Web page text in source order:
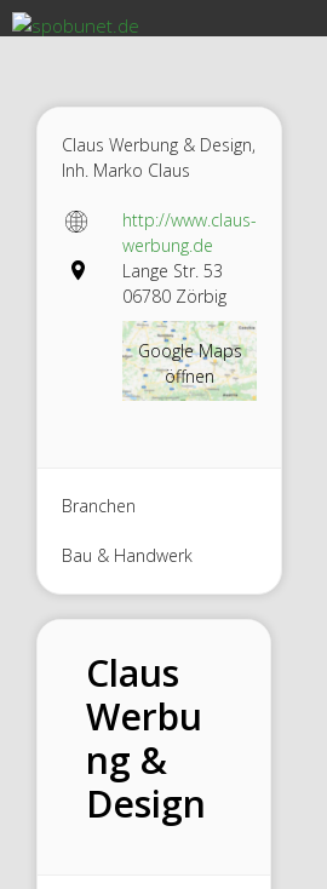
Zum
Inhalt
Claus Werbung & Design,
Inh. Marko Claus
http://www.claus-
werbung.de
Lange Str. 53
06780 Zörbig
Google Maps
öffnen
Branchen
Bau & Handwerk
Claus
Werbu
ng &
Design